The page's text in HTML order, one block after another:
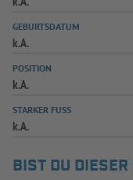
GEBURTSDATUM
k.A.
POSITION
k.A.
STARKER FUSS
k.A.
BIST DU